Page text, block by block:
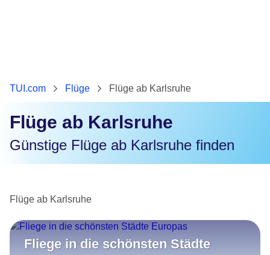
TUI.com Flüge Flüge ab Karlsruhe
Flüge ab Karlsruhe
Günstige Flüge ab Karlsruhe finden
Flüge ab Karlsruhe
Fliege in die schönsten Städte